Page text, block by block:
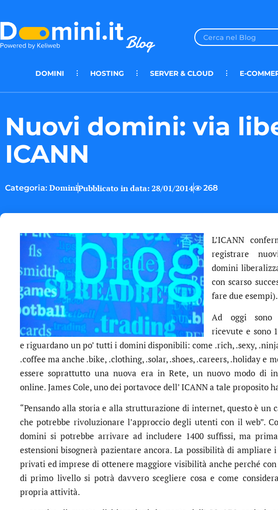
DOMINI HOSTING SERVER & CLOUD E-
Nuovi domini: via
ICANN
Categoria: DominiPubblicato in data:28/01/2014 268
L’ICANN
registrare
domini
con scarso
fare due esempi).
Ad oggi sono
ricevute e sono
e riguardano un po’ tutti i domini disponibili: come .rich, .sexy,
.coffee ma anche .bike, .clothing, .solar, .shoes, .careers, .holiday e
essere soprattutto una nuova era in Rete, un nuovo modo di
online. James Cole, uno dei portavoce dell’ ICANN a tale proposito
“Pensando alla storia e alla strutturazione di internet, questo è un
che potrebbe rivoluzionare l’approccio degli utenti con il web”.
domini si potrebbe arrivare ad includere 1400 suffissi, ma
estensioni bisognerà pazientare ancora. La possibilità di ampliare
privati ed imprese di ottenere maggiore visibilità anche perché
di primo livello si potrà davvero scegliere cosa e come
propria attività.